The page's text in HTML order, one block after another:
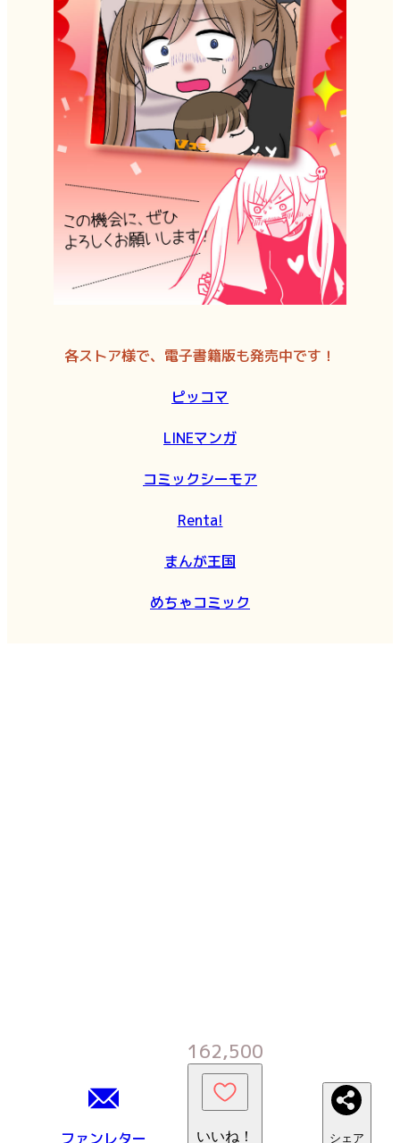
各ストア様で、電子書籍版も発売中です！
ピッコマ
LINEマンガ
コミックシーモア
Renta!
まんが王国
めちゃコミック
ファンレター
162,500
いいね！ シェア